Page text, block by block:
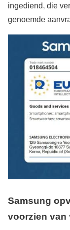
ingediend, die
genoemde
Samsung
voorzien van